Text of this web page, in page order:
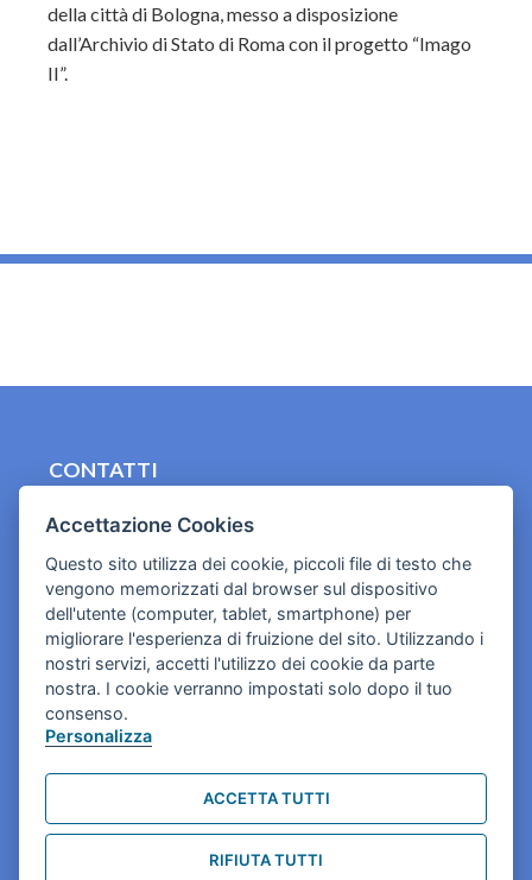
della città di Bologna, messo a disposizione
dall’Archivio di Stato di Roma con il progetto “Imago
II”.
CONTATTI
Cookies e informativa privacy
Accettazione Cookies
Questo sito utilizza dei cookie, piccoli file di testo che
vengono memorizzati dal browser sul dispositivo
dell'utente (computer, tablet, smartphone) per
migliorare l'esperienza di fruizione del sito. Utilizzando i
nostri servizi, accetti l'utilizzo dei cookie da parte
nostra. I cookie verranno impostati solo dopo il tuo
consenso.
Personalizza
ACCETTA TUTTI
RIFIUTA TUTTI